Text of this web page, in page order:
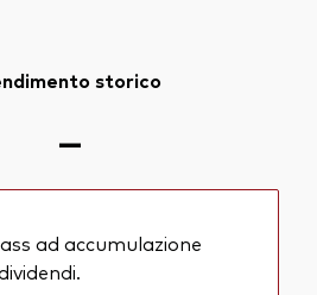
storico
—
ad accumulazione